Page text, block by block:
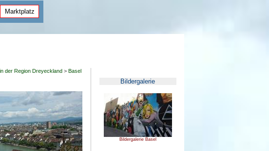
Marktplatz
der Region Dreyeckland> Basel
Bildergalerie
Bildergalerie Basel